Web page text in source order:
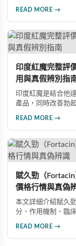
高的男性保健品選擇
READ MORE →
印度紅魔完整評
用與真假辨別指
印度紅魔是結合他
產品，同時改善勃
READ MORE →
賦久勁（
價格行情與真偽
本文詳細介紹賦久
分、作用機制、臨
READ MORE →